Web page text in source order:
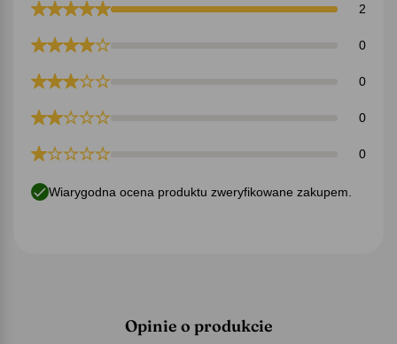
2
0
0
0
0
Wiarygodna ocena produktu zweryfikowane zakupem.
Opinie o produkcie